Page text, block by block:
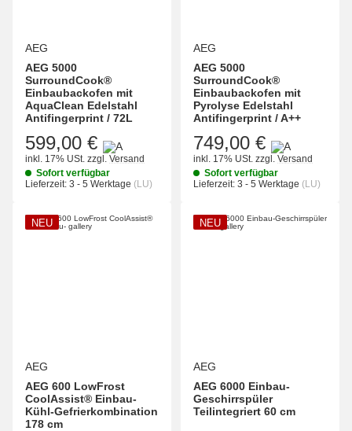
AEG
AEG 5000
SurroundCook®
Einbaubackofen mit
AquaClean Edelstahl
Antifingerprint / 72L
599,00 €
inkl. 17% USt. zzgl. Versand
Sofort verfügbar
Lieferzeit: 3 - 5 Werktage (LU)
AEG
AEG 5000
SurroundCook®
Einbaubackofen mit
Pyrolyse Edelstahl
Antifingerprint / A++
749,00 €
inkl. 17% USt. zzgl. Versand
Sofort verfügbar
Lieferzeit: 3 - 5 Werktage (LU)
NEU
AEG
AEG 600 LowFrost
CoolAssist® Einbau-
Kühl-Gefrierkombination
178 cm
NEU
AEG
AEG 6000 Einbau-
Geschirrspüler
Teilintegriert 60 cm